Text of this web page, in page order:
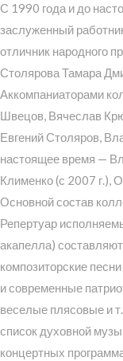
С 1990 года и до
заслуженный
отличник народного
Столярова Тамара
Аккомпаниаторами
Швецов, Вячеслав
Евгений Столяров,
настоящее время —
Клименко (с 2007 г.),
Основной состав
Репертуар
акапелла)
композиторские
и современные
веселые плясовые и
список духовной
концертных